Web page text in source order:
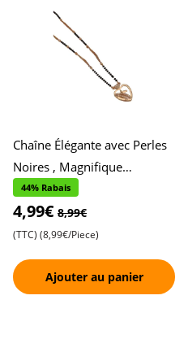
Chaîne Élégante avec Perles
Noires , Magnifique
Pendentif en Forme de Cœur
, Détails en Pierres et D
44% Rabais
4,99€ 8,99€
(TTC) (8,99€/Piece)
Ajouter au panier